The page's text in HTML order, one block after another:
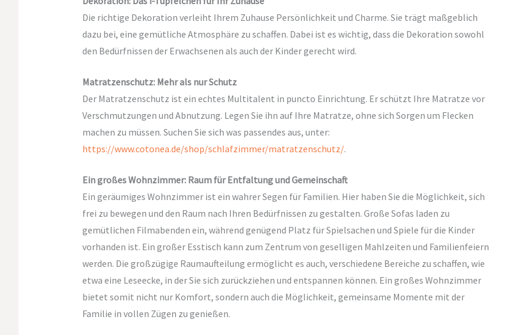
Die richtige Dekoration verleiht Ihrem Zuhause Persönlichkeit und Charme. Sie trägt maßgeblich
dazu bei, eine gemütliche Atmosphäre zu schaffen. Dabei ist es wichtig, dass die Dekoration sowohl
den Bedürfnissen der Erwachsenen als auch der Kinder gerecht wird.
Matratzenschutz: Mehr als nur Schutz
Der Matratzenschutz ist ein echtes Multitalent in puncto Einrichtung. Er schützt Ihre Matratze vor
Verschmutzungen und Abnutzung. Legen Sie ihn auf Ihre Matratze, ohne sich Sorgen um Flecken
machen zu müssen. Suchen Sie sich was passendes aus, unter:
https://www.cotonea.de/shop/schlafzimmer/matratzenschutz/.
Ein großes Wohnzimmer: Raum für Entfaltung und Gemeinschaft
Ein geräumiges Wohnzimmer ist ein wahrer Segen für Familien. Hier haben Sie die Möglichkeit, sich
frei zu bewegen und den Raum nach Ihren Bedürfnissen zu gestalten. Große Sofas laden zu
gemütlichen Filmabenden ein, während genügend Platz für Spielsachen und Spiele für die Kinder
vorhanden ist. Ein großer Esstisch kann zum Zentrum von geselligen Mahlzeiten und Familienfeiern
werden. Die großzügige Raumaufteilung ermöglicht es auch, verschiedene Bereiche zu schaffen, wie
etwa eine Leseecke, in der Sie sich zurückziehen und entspannen können. Ein großes Wohnzimmer
bietet somit nicht nur Komfort, sondern auch die Möglichkeit, gemeinsame Momente mit der
Familie in vollen Zügen zu genießen.